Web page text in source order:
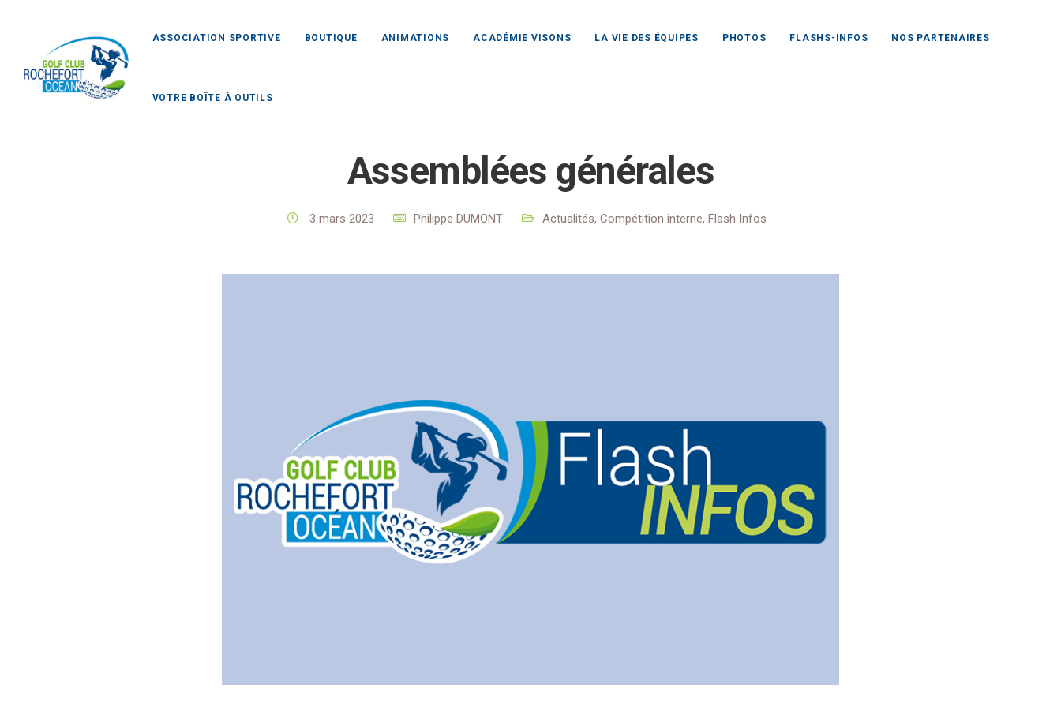
ASSOCIATION SPORTIVE BOUTIQUE ANIMATIONS ACADÉMIE VISONS LA VIE DES ÉQUIPES PHOTOS FLASHS-INFOS NOS PARTENAIRES
VOTRE BOÎTE À OUTILS
Assemblées générales
3 mars 2023 Philippe DUMONT Actualités, Compétition interne, Flash Infos